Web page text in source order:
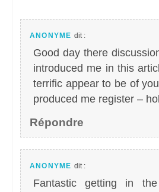
ANONYME dit :
Good day there
introduced me in this
terrific appear to be of
produced me register –
Répondre
ANONYME dit :
Fantastic getting in